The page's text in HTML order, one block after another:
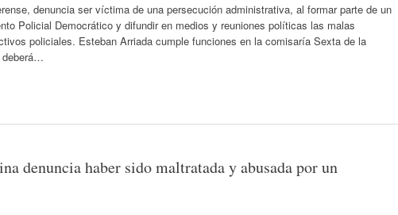
denuncia ser víctima de una persecución administrativa, al formar parte de un
Policial Democrático y difundir en medios y reuniones políticas las malas
policiales. Esteban Arriada cumple funciones en la comisaría Sexta de la
deberá…
denuncia haber sido maltratada y abusada por un